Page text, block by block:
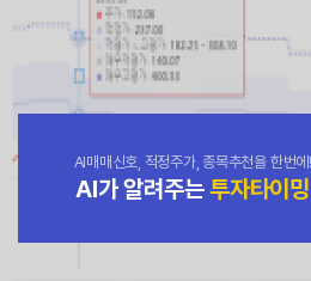
AI매매신호, 적정주가, 종목추천을 한번에!
AI가 알려주는투자타이밍